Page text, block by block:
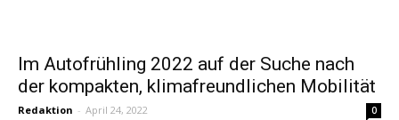
Im Autofrühling 2022 auf der Suche nach
der kompakten, klimafreundlichen Mobilität
Redaktion - April 24, 2022 0